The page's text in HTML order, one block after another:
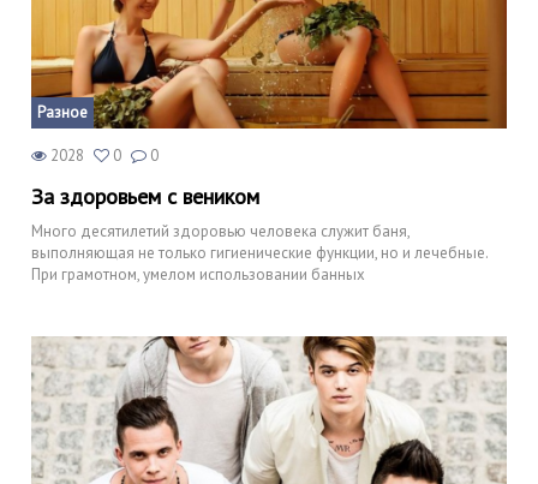
Разное
2028 0 0
За здоровьем с веником
Много десятилетий здоровью человека служит баня,
выполняющая не только гигиенические функции, но и лечебные.
При грамотном, умелом использовании банных